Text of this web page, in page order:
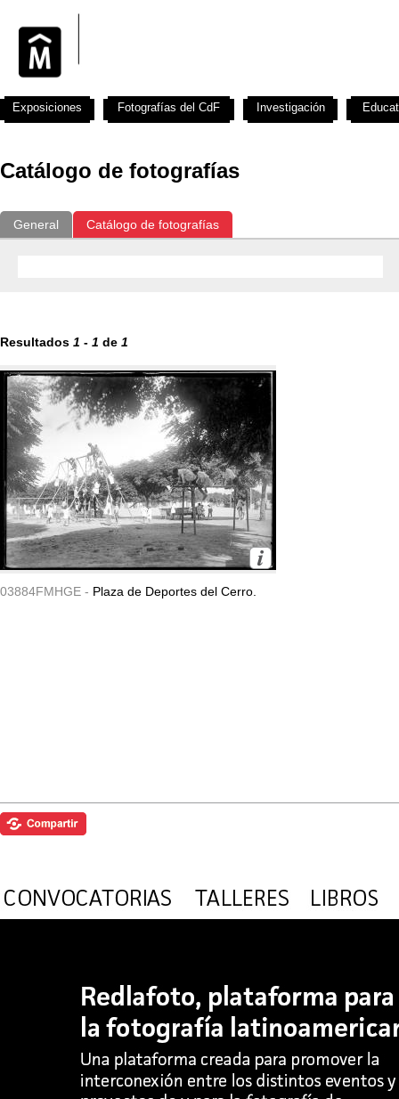
Catálogo de fotografías
General Catálogo de fotografías
Resultados 1 - 1 de 1
03884FMHGE - Plaza de Deportes del Cerro.
Exposiciones Fotografías del CdF Investigación